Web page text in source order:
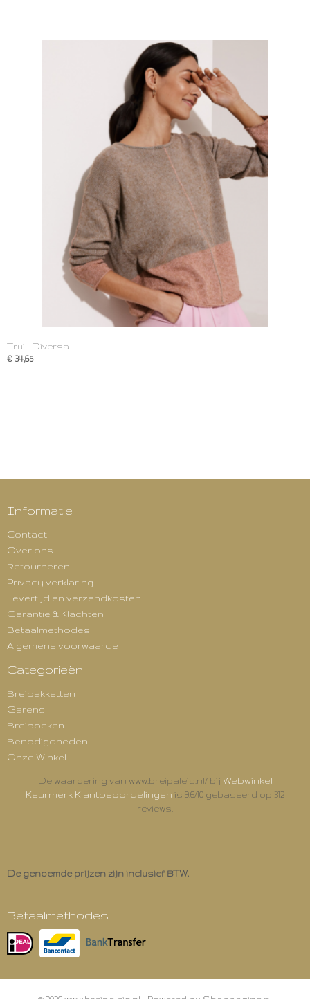
Trui - Diversa
€ 34,65
Informatie
Contact
Over ons
Retourneren
Privacy verklaring
Levertijd en verzendkosten
Garantie & Klachten
Betaalmethodes
Algemene voorwaarde
Categorieën
Breipakketten
Garens
Breiboeken
Benodigdheden
Onze Winkel
De waardering van www.breipaleis.nl/ bij Webwinkel
Keurmerk Klantbeoordelingen is 9.6/10 gebaseerd op 312
reviews.
De genoemde prijzen zijn inclusief BTW.
Betaalmethodes